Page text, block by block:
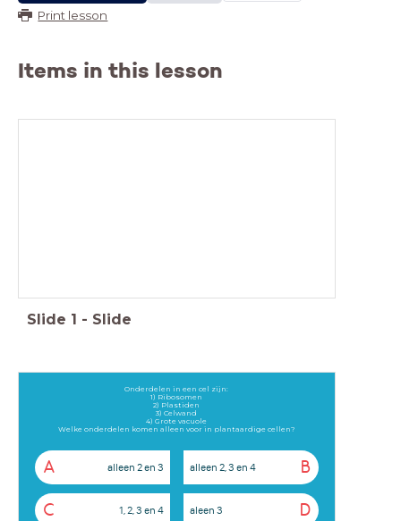
Print lesson
Items in this lesson
Slide 1 - Slide
Onderdelen in een cel zijn:
1) Ribosomen
2) Plastiden
3) Celwand
4) Grote vacuole
Welke onderdelen komen alleen voor in plantaardige cellen?
A alleen 2 en 3 B
alleen 2, 3 en 4
C 1, 2, 3 en 4 D
aleen 3